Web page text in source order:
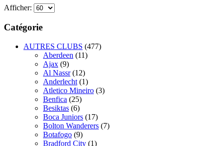
Afficher:
Catégorie
AUTRES CLUBS (477)
Aberdeen (11)
Ajax (9)
Al Nassr (12)
Anderlecht (1)
Atletico Mineiro (3)
Benfica (25)
Besiktas (6)
Boca Juniors (17)
Bolton Wanderers (7)
Botafogo (9)
Bradford City (1)